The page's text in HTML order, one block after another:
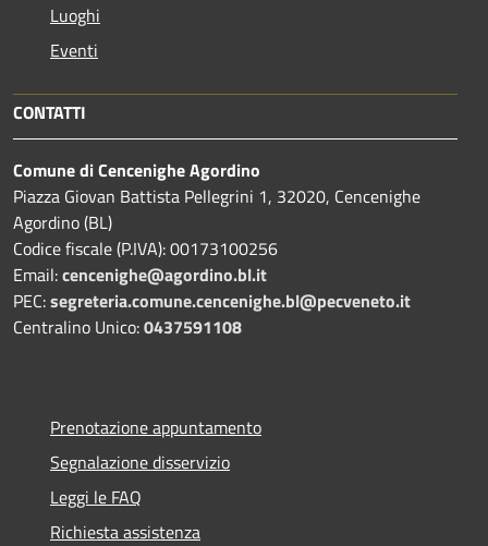
Luoghi
Eventi
CONTATTI
Comune di Cencenighe Agordino
Piazza Giovan Battista Pellegrini 1, 32020, Cencenighe
Agordino (BL)
Codice fiscale (P.IVA): 00173100256
Email:cencenighe@agordino.bl.it
PEC:segreteria.comune.cencenighe.bl@pecveneto.it
Centralino Unico:0437591108
Prenotazione appuntamento
Segnalazione disservizio
Leggi le FAQ
Richiesta assistenza